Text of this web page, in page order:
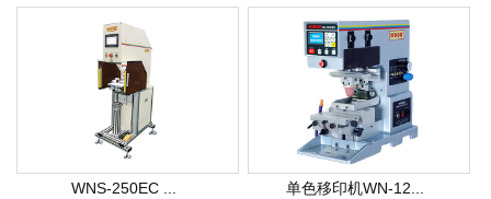
WNS-250EC ... 单色移印机WN-12...